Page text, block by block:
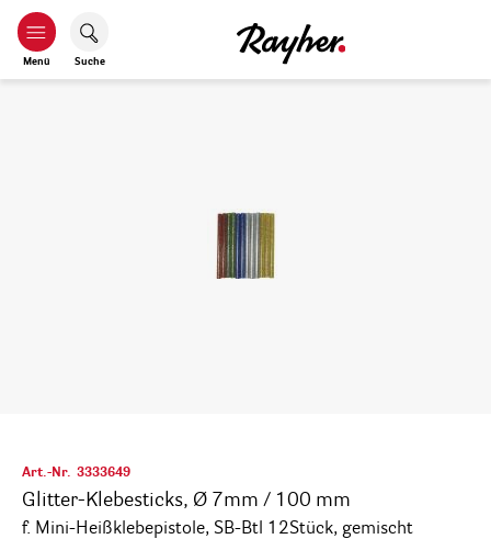
Menü Suche
Art.-Nr. 3333649
Glitter-Klebesticks, Ø 7mm / 100 mm
f. Mini-Heißklebepistole, SB-Btl 12Stück, gemischt